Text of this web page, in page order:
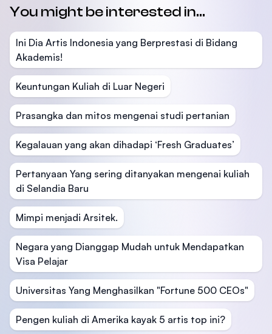
You might be interested in...
Ini Dia Artis Indonesia yang Berprestasi di Bidang
Akademis!
Keuntungan Kuliah di Luar Negeri
Prasangka dan mitos mengenai studi pertanian
Kegalauan yang akan dihadapi ‘Fresh Graduates’
Pertanyaan Yang sering ditanyakan mengenai kuliah
di Selandia Baru
Mimpi menjadi Arsitek.
Negara yang Dianggap Mudah untuk Mendapatkan
Visa Pelajar
Universitas Yang Menghasilkan "Fortune 500 CEOs"
Pengen kuliah di Amerika kayak 5 artis top ini?